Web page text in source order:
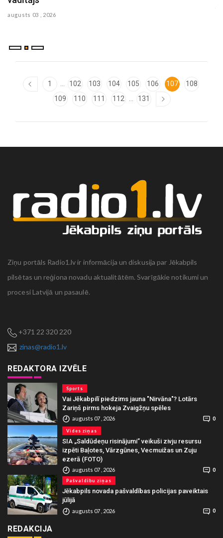
augusts 03 , 2026
julijs 30 , 2026
1 102 103 104 105 106 107
108
109
110 111 112 131
Ziņu portāls Radio1.lv ir informācija un diskusija par Jēkabpils
pilsētas un reģiona novadu aktualitātēm. Svarīgākie notikumi un
procesi Latvijā un pasaulē.
+371 22 320 220
zinas@radio1.lv
REDAKTORA IZVĒLE
Sports
Vai Jēkabpilī piedzims jauna "Nirvāna"? Lotārs
Zariņš pirms hokeja Zvaigžņu spēles
augusts 07 , 2026 0
Vides ziņas
SIA „Saldūdeņu risinājumi” veikuši zivju resursu
izpēti Baļotes, Vārzgūnes, Vecmuižas un Zuju
ezerā (FOTO)
augusts 07 , 2026 0
Pašvaldību ziņas
Jēkabpils novada pašvaldības policijas paveiktais
jūlijā
augusts 07 , 2026 0
REDAKCIJA